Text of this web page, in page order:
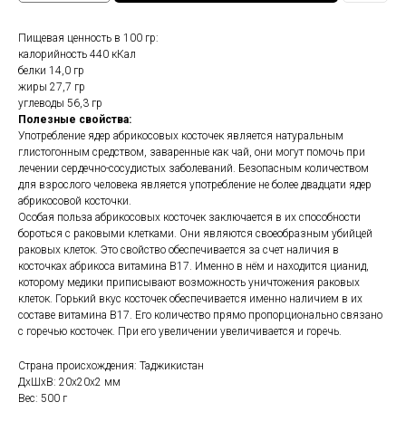
Пищевая ценность в 100 гр:
калорийность 440 кКал
белки 14,0 гр
жиры 27,7 гр
углеводы 56,3 гр
Полезные свойства:
Употребление ядер абрикосовых косточек является натуральным
глистогонным средством, заваренные как чай, они могут помочь при
лечении сердечно-сосудистых заболеваний. Безопасным количеством
для взрослого человека является употребление не более двадцати ядер
абрикосовой косточки.
Особая польза абрикосовых косточек заключается в их способности
бороться с раковыми клетками. Они являются своеобразным убийцей
раковых клеток. Это свойство обеспечивается за счет наличия в
косточках абрикоса витамина В17. Именно в нём и находится цианид,
которому медики приписывают возможность уничтожения раковых
клеток. Горький вкус косточек обеспечивается именно наличием в их
составе витамина В17. Его количество прямо пропорционально связано
с горечью косточек. При его увеличении увеличивается и горечь.
Страна происхождения: Таджикистан
ДxШxВ: 20x20x2 мм
Вес: 500 г